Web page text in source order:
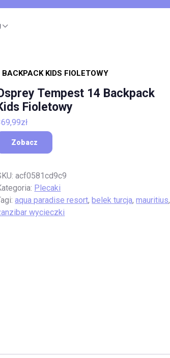
KIDS FIOLETOWY
Tempest 14 Backpack
Fioletowy
zł
Zobacz
acf0581cd9c9
Plecaki
aqua paradise resort,belek turcja,mauritius,
wycieczki